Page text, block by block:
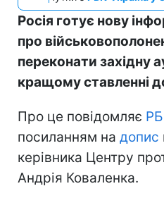
Росія готує нову
про
переконати західну
кращому ставленні
Про це повідомляє
посиланням на допис
керівника Центру
Андрія Коваленка.